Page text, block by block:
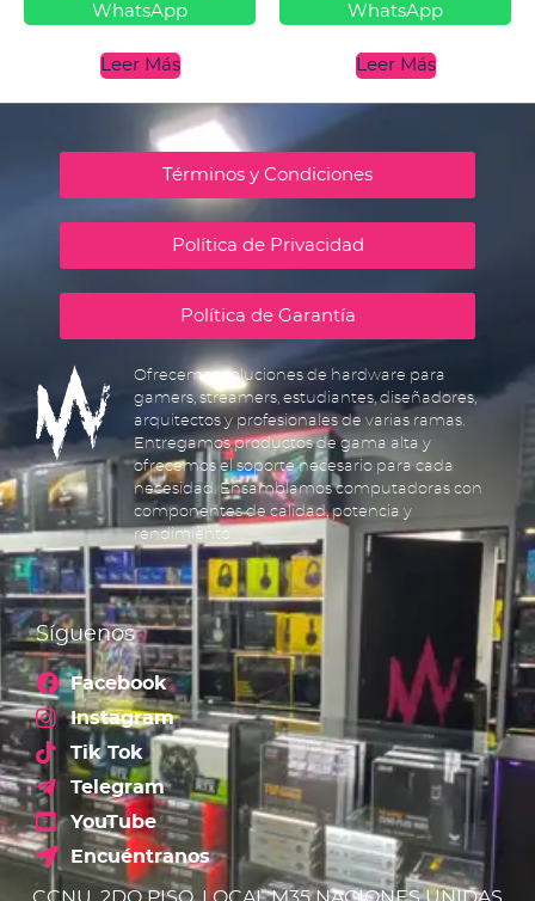
WhatsApp
Leer Más
WhatsApp
Leer Más
Términos y Condiciones
Política de Privacidad
Política de Garantía
Ofrecemos soluciones de hardware para
gamers, streamers, estudiantes, diseñadores,
arquitectos y profesionales de varias ramas.
Entregamos productos de gama alta y
ofrecemos el soporte necesario para cada
necesidad. Ensamblamos computadoras con
componentes de calidad, potencia y
rendimiento.
Síguenos
Facebook
Instagram
Tik Tok
Telegram
YouTube
Encuéntranos